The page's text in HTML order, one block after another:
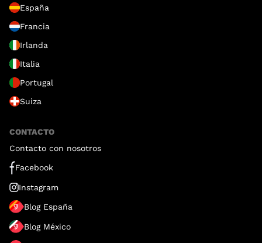
España
Francia
Irlanda
Italia
Portugal
Suiza
CONTACTO
Contacto con nosotros
Facebook
Instagram
Blog España
Blog México